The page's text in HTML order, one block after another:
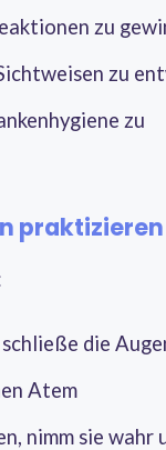
zu
zu
zu
praktizieren
die
Atem
nimm sie wahr